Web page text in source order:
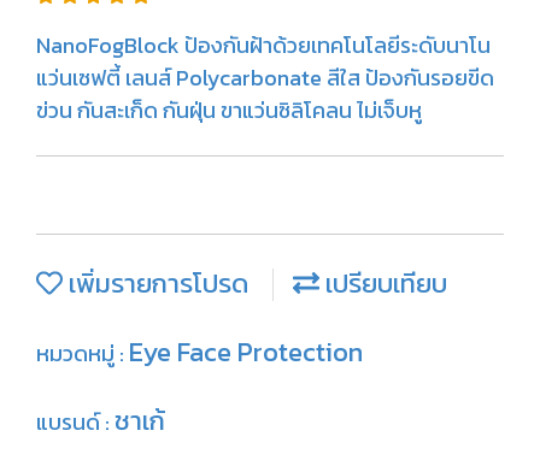
NanoFogBlock ป้องกันฝ้าด้วยเทคโนโลยีระดับนาโน
แว่นเซฟตี้ เลนส์ Polycarbonate สีใส ป้องกันรอยขีด
ข่วน กันสะเก็ด กันฝุ่น ขาแว่นซิลิโคลน ไม่เจ็บหู
เพิ่มรายการโปรด เปรียบเทียบ
หมวดหมู่ : Eye Face Protection
แบรนด์ :ชาเก้